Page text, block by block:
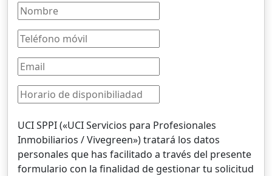
UCI SPPI («UCI Servicios para Profesionales
Inmobiliarios / Vivegreen») tratará los datos
personales que has facilitado a través del presente
formulario con la finalidad de gestionar tu solicitud